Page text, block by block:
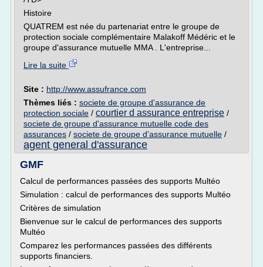
Histoire
QUATREM est née du partenariat entre le groupe de
protection sociale complémentaire Malakoff Médéric et le
groupe d'assurance mutuelle MMA . L'entreprise...
Lire la suite
Site : http://www.assufrance.com
Thèmes liés : societe de groupe d'assurance de
protection sociale / courtier d assurance entreprise /
societe de groupe d'assurance mutuelle code des
assurances / societe de groupe d'assurance mutuelle /
agent general d'assurance
GMF
Calcul de performances passées des supports Multéo
Simulation : calcul de performances des supports Multéo
Critères de simulation
Bienvenue sur le calcul de performances des supports
Multéo
Comparez les performances passées des différents
supports financiers.